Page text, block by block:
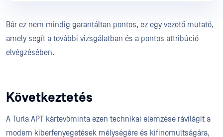
Bár ez nem mindig garantáltan pontos, ez egy vezető mutató,
amely segít a további vizsgálatban és a pontos attribúció
elvégzésében.
Következtetés
A Turla APT kártevőminta ezen technikai elemzése rávilágít a
modern kiberfenyegetések mélységére és kifinomultságára,